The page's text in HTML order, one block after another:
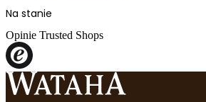
OLEJ
Z
ŁOSOSIA
Na stanie
Opinie Trusted Shops